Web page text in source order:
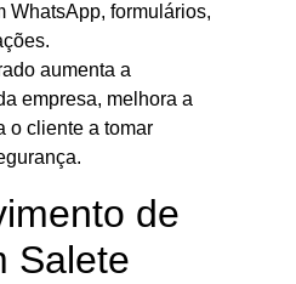
WhatsApp, formulários,
aumenta a
empresa, melhora a
o cliente a tomar
de
Salete